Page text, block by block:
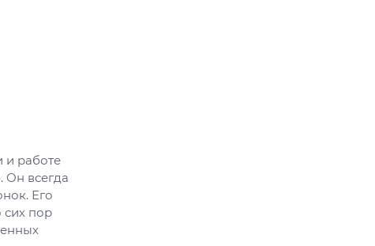
и работе
Он всегда
Его
сих пор